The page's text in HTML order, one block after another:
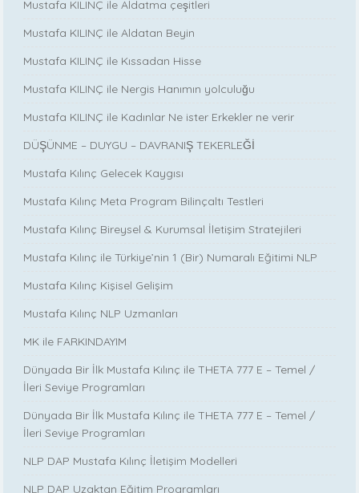
Mustafa KILINÇ ile Aldatma çeşitleri
Mustafa KILINÇ ile Aldatan Beyin
Mustafa KILINÇ ile Kıssadan Hisse
Mustafa KILINÇ ile Nergis Hanımın yolculuğu
Mustafa KILINÇ ile Kadınlar Ne ister Erkekler ne verir
DÜŞÜNME – DUYGU – DAVRANIŞ TEKERLEĞİ
Mustafa Kılınç Gelecek Kaygısı
Mustafa Kılınç Meta Program Bilinçaltı Testleri
Mustafa Kılınç Bireysel & Kurumsal İletişim Stratejileri
Mustafa Kılınç ile Türkiye’nin 1 (Bir) Numaralı Eğitimi NLP
Mustafa Kılınç Kişisel Gelişim
Mustafa Kılınç NLP Uzmanları
MK ile FARKINDAYIM
Dünyada Bir İlk Mustafa Kılınç ile THETA 777 E – Temel /
İleri Seviye Programları
Dünyada Bir İlk Mustafa Kılınç ile THETA 777 E – Temel /
İleri Seviye Programları
NLP DAP Mustafa Kılınç İletişim Modelleri
NLP DAP Uzaktan Eğitim Programları